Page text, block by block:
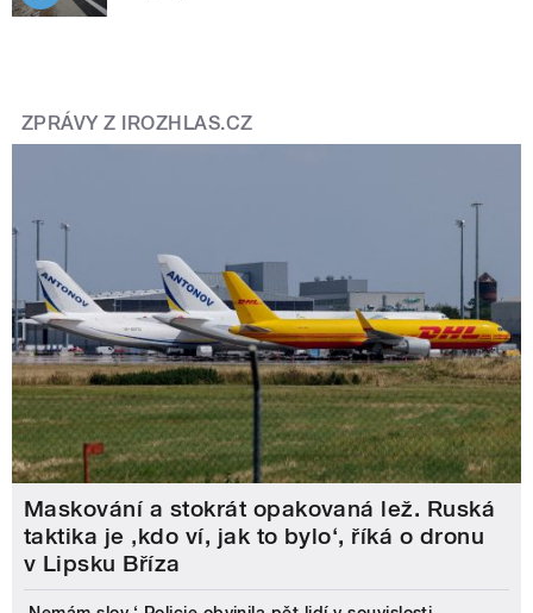
ZPRÁVY Z IROZHLAS.CZ
Maskování a stokrát opakovaná lež. Ruská
taktika je ‚kdo ví, jak to bylo‘, říká o dronu
v Lipsku Bříza